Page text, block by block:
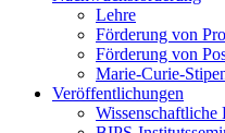
Lehre
Förderung von
Förderung von
Marie-Curie-
Veröffentlichungen
Wissenschaftliche